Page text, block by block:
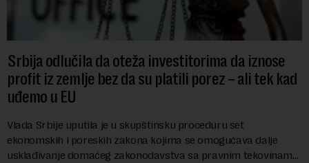
Srbija odlučila da oteža investitorima da iznose
profit iz zemlje bez da su platili porez – ali tek kad
uđemo u EU
Vlada Srbije uputila je u skupštinsku proceduru set
ekonomskih i poreskih zakona kojima se omogućava dalje
usklađivanje domaćeg zakonodavstva sa pravnim tekovinama